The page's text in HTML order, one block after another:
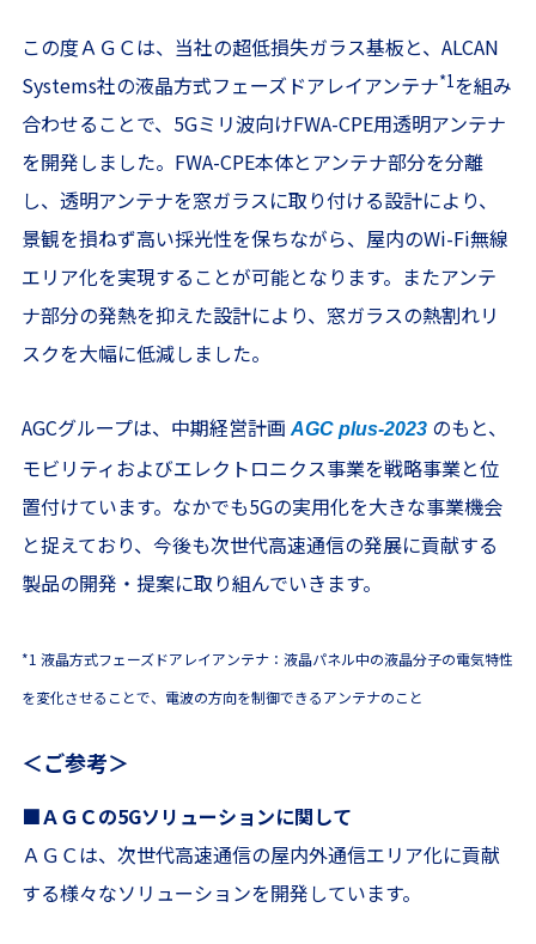
この度ＡＧＣは、当社の超低損失ガラス基板と、ALCAN
Systems社の液晶方式フェーズドアレイアンテナ*1を組み
合わせることで、5Gミリ波向けFWA-CPE用透明アンテナ
を開発しました。FWA-CPE本体とアンテナ部分を分離
し、透明アンテナを窓ガラスに取り付ける設計により、
景観を損ねず高い採光性を保ちながら、屋内のWi-Fi無線
エリア化を実現することが可能となります。またアンテ
ナ部分の発熱を抑えた設計により、窓ガラスの熱割れリ
スクを大幅に低減しました。
AGCグループは、中期経営計画AGC plus-2023のもと、
モビリティおよびエレクトロニクス事業を戦略事業と位
置付けています。なかでも5Gの実用化を大きな事業機会
と捉えており、今後も次世代高速通信の発展に貢献する
製品の開発・提案に取り組んでいきます。
*1 液晶方式フェーズドアレイアンテナ：液晶パネル中の液晶分子の電気特性
を変化させることで、電波の方向を制御できるアンテナのこと
＜ご参考＞
■ＡＧＣの5Gソリューションに関して
ＡＧＣは、次世代高速通信の屋内外通信エリア化に貢献
する様々なソリューションを開発しています。